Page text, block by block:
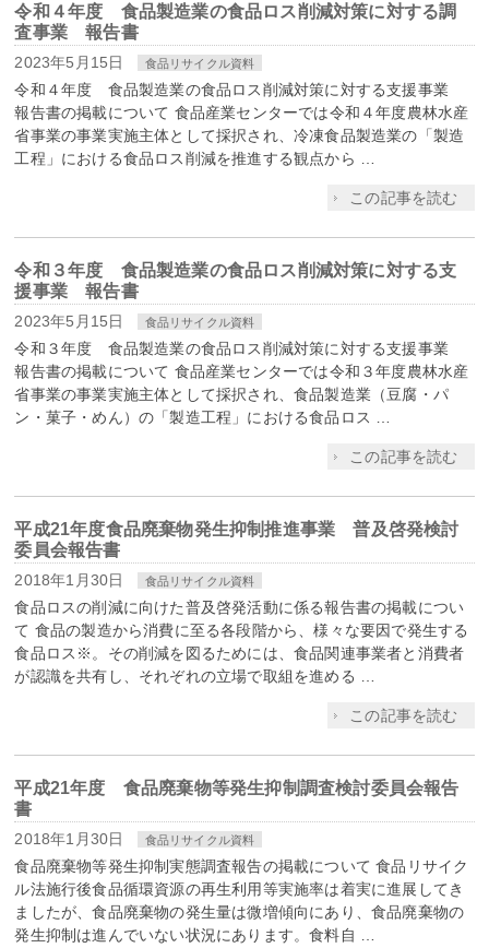
令和４年度 食品製造業の食品ロス削減対策に対する調
査事業 報告書
2023年5月15日 食品リサイクル資料
令和４年度 食品製造業の食品ロス削減対策に対する支援事業
報告書の掲載について 食品産業センターでは令和４年度農林水産
省事業の事業実施主体として採択され、冷凍食品製造業の「製造
工程」における食品ロス削減を推進する観点から …
この記事を読む
令和３年度 食品製造業の食品ロス削減対策に対する支
援事業 報告書
2023年5月15日 食品リサイクル資料
令和３年度 食品製造業の食品ロス削減対策に対する支援事業
報告書の掲載について 食品産業センターでは令和３年度農林水産
省事業の事業実施主体として採択され、食品製造業（豆腐・パ
ン・菓子・めん）の「製造工程」における食品ロス …
この記事を読む
平成21年度食品廃棄物発生抑制推進事業 普及啓発検討
委員会報告書
2018年1月30日 食品リサイクル資料
食品ロスの削減に向けた普及啓発活動に係る報告書の掲載につい
て 食品の製造から消費に至る各段階から、様々な要因で発生する
食品ロス※。その削減を図るためには、食品関連事業者と消費者
が認識を共有し、それぞれの立場で取組を進める …
この記事を読む
平成21年度 食品廃棄物等発生抑制調査検討委員会報告
書
2018年1月30日 食品リサイクル資料
食品廃棄物等発生抑制実態調査報告の掲載について 食品リサイク
ル法施行後食品循環資源の再生利用等実施率は着実に進展してき
ましたが、食品廃棄物の発生量は微増傾向にあり、食品廃棄物の
発生抑制は進んでいない状況にあります。食料自 …